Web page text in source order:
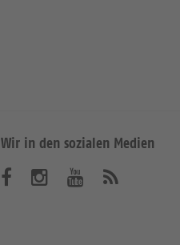
Wir in den sozialen Medien
B
B
B
A